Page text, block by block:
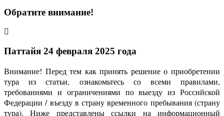
Обратите внимание!
Паттайя 24 февраля 2025 года
Внимание! Перед тем как принять решение о приобретении
тура из статьи, ознакомьтесь со всеми правилами,
требованиями и ограничениями по выезду из Российской
Федерации / въезду в страну временного пребывания (страну
тура). Ниже представлены ссылки на информационный